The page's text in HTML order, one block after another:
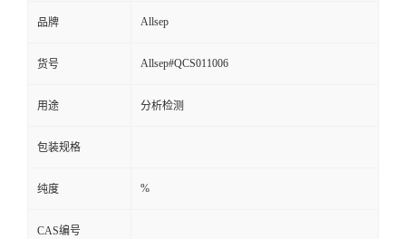
品牌 Allsep
货号 Allsep#QCS011006
用途 分析检测
包装规格
纯度 %
CAS编号